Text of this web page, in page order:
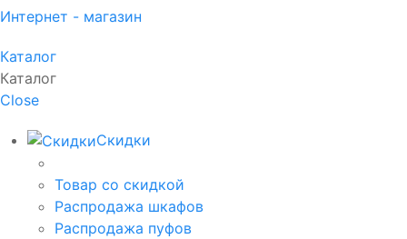
Интернет - магазин
Каталог
Каталог
Close
Скидки
Товар со скидкой
Распродажа шкафов
Распродажа пуфов